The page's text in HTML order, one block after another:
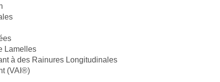
Lamelles
à des Rainures Longitudinales
(VAI®)